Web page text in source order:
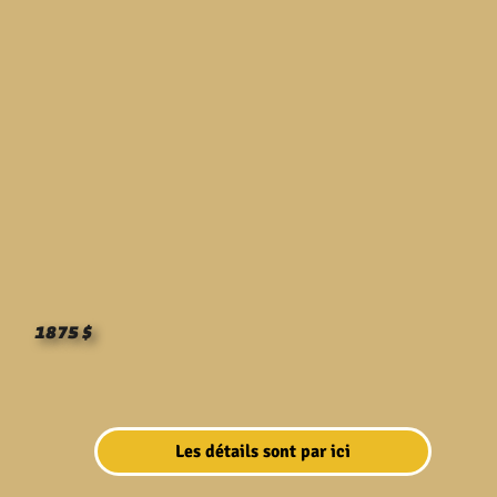
1875 $
Les détails sont par ici